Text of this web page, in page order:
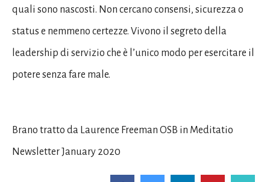
quali sono nascosti. Non cercano consensi, sicurezza o
status e nemmeno certezze. Vivono il segreto della
leadership di servizio che è l’unico modo per esercitare il
potere senza fare male.
Brano tratto da Laurence Freeman OSB in Meditatio
Newsletter January 2020